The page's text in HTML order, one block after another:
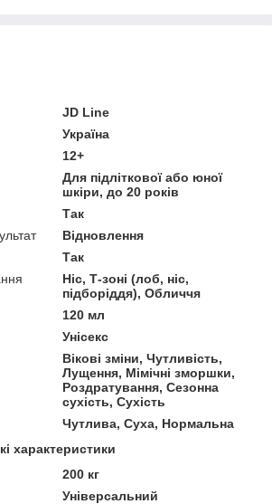
JD Line
Україна
12+
Для підліткової або юної
шкіри, до 20 років
Так
Відновлення
Так
Ніс, Т-зоні (лоб, ніс,
підборіддя), Обличчя
120 мл
Унісекс
Вікові зміни, Чутливість,
Лущення, Мімічні зморшки,
Роздратування, Сезонна
сухість, Сухість
Чутлива, Суха, Нормальна
характеристики
200 кг
Універсальний